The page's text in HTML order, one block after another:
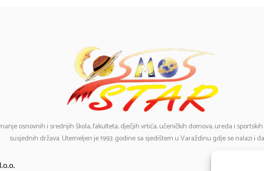
osnovnih i srednjih škola, fakulteta, dječjih vrtića, učeničkih domova, ureda i
susjednih država. Utemeljen je 1993. godine sa sjedištem u Varaždinu gdje se nalazi i